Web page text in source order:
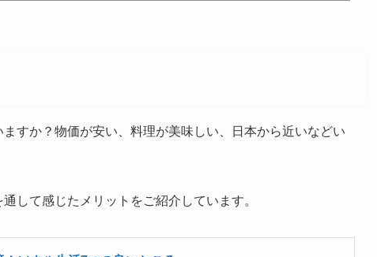
すか？物価が安い、料理が美味しい、日本から近いなどい
して感じたメリットをご紹介しています。